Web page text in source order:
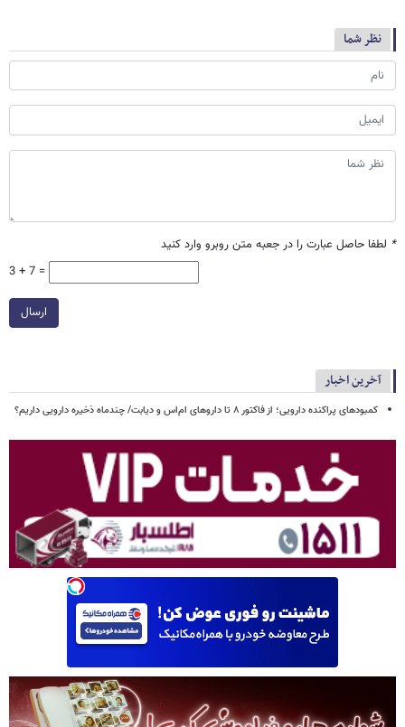
نظر شما
* لطفا حاصل عبارت را در جعبه متن روبرو وارد کنید
3 + 7 =
ارسال
آخرین اخبار
کمبودهای پراکنده دارویی؛ از فاکتور ۸ تا داروهای ام‌اس و دیابت/ چندماه ذخیره دارویی داریم؟